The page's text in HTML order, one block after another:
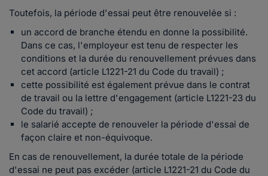
Toutefois, la période d'essai peut être renouvelée si :
un accord de branche étendu en donne la possibilité.
Dans ce cas, l'employeur est tenu de respecter les
conditions et la durée du renouvellement prévues dans
cet accord (article L1221-21 du Code du travail) ;
cette possibilité est également prévue dans le contrat
de travail ou la lettre d'engagement (article L1221-23 du
Code du travail) ;
le salarié accepte de renouveler la période d'essai de
façon claire et non-équivoque.
En cas de renouvellement, la durée totale de la période
d'essai ne peut pas excéder (article L1221-21 du Code du